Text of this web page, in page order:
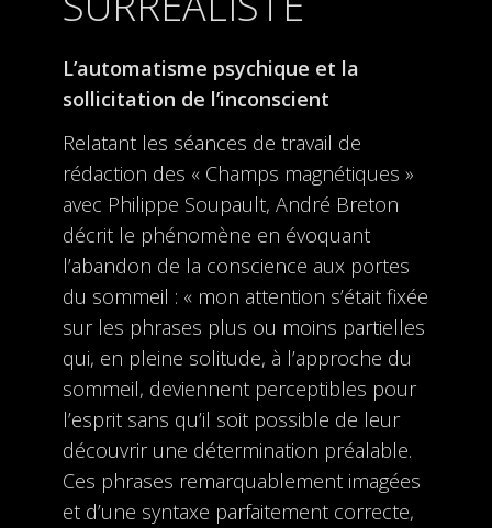
L’automatisme psychique et la
sollicitation de l’inconscient
Relatant les séances de travail de
rédaction des « Champs magnétiques »
avec Philippe Soupault, André Breton
décrit le phénomène en évoquant
l’abandon de la conscience aux portes
du sommeil : « mon attention s’était fixée
sur les phrases plus ou moins partielles
qui, en pleine solitude, à l’approche du
sommeil, deviennent perceptibles pour
l’esprit sans qu’il soit possible de leur
découvrir une détermination préalable.
Ces phrases remarquablement imagées
et d’une syntaxe parfaitement correcte,